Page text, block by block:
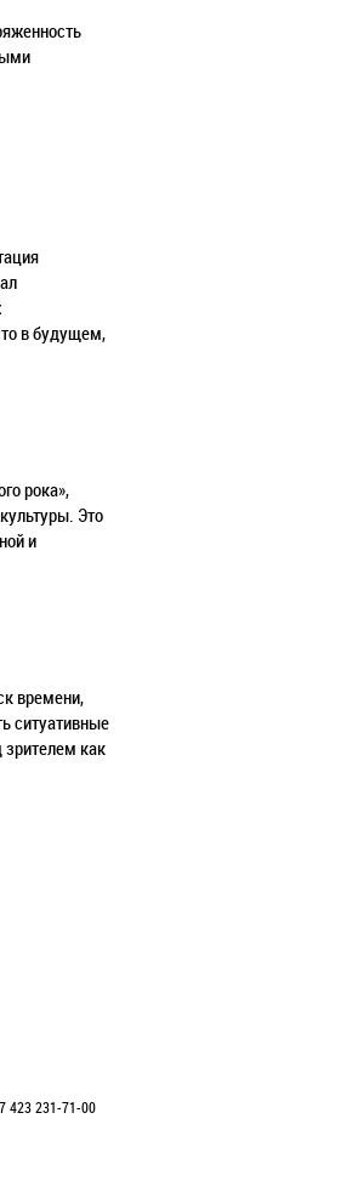
в будущем,
рока»,
Это
и
времени,
ситуативные
зрителем как
423 231-71-00